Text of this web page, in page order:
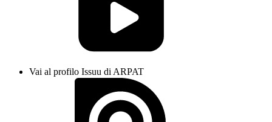
Vai al profilo Issuu di ARPAT